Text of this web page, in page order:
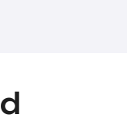
kinnitada ka